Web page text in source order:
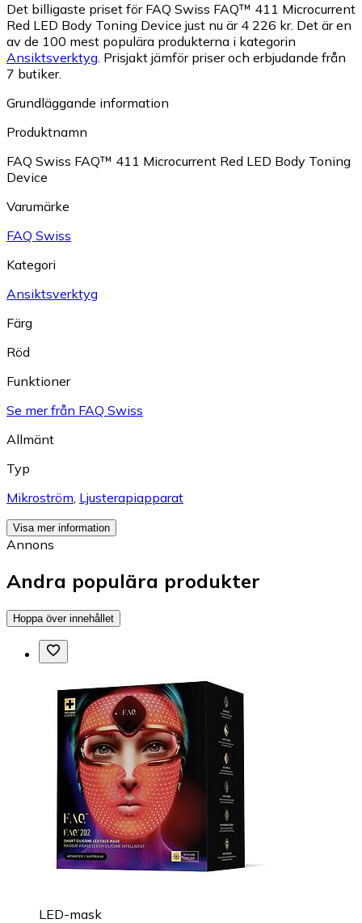
Det billigaste priset för FAQ Swiss FAQ™ 411 Microcurrent
Red LED Body Toning Device just nu är 4 226 kr. Det är en
av de 100 mest populära produkterna i kategorin
Ansiktsverktyg. Prisjakt jämför priser och erbjudande från
7 butiker.
Grundläggande information
Produktnamn
FAQ Swiss FAQ™ 411 Microcurrent Red LED Body Toning
Device
Varumärke
FAQ Swiss
Kategori
Ansiktsverktyg
Färg
Röd
Funktioner
Se mer från FAQ Swiss
Allmänt
Typ
Mikroström, Ljusterapiapparat
Visa mer information
Annons
Andra populära produkter
Hoppa över innehållet
LED-mask